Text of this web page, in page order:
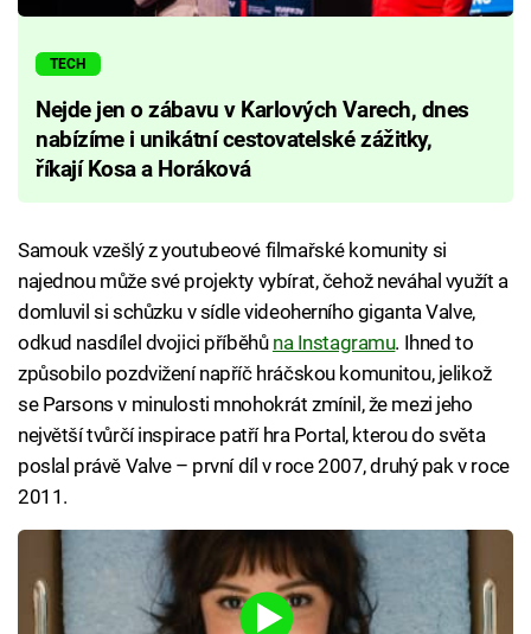
TECH
Nejde jen o zábavu v Karlových Varech, dnes
nabízíme i unikátní cestovatelské zážitky,
říkají Kosa a Horáková
Samouk vzešlý z youtubeové filmařské komunity si
najednou může své projekty vybírat, čehož neváhal využít a
domluvil si schůzku v sídle videoherního giganta Valve,
odkud nasdílel dvojici příběhů na Instagramu. Ihned to
způsobilo pozdvižení napříč hráčskou komunitou, jelikož
se Parsons v minulosti mnohokrát zmínil, že mezi jeho
největší tvůrčí inspirace patří hra Portal, kterou do světa
poslal právě Valve – první díl v roce 2007, druhý pak v roce
2011.